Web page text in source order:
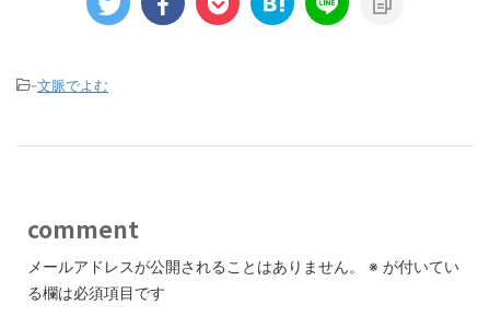
-文脈でよむ
comment
メールアドレスが公開されることはありません。 ※ が付いてい
る欄は必須項目です